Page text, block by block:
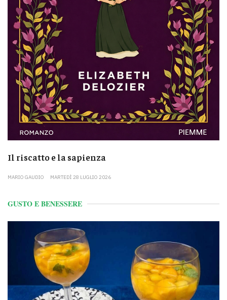
Il riscatto e la sapienza
MARIO GAUDIO MARTEDÌ 28 LUGLIO 2026
GUSTO E BENESSERE